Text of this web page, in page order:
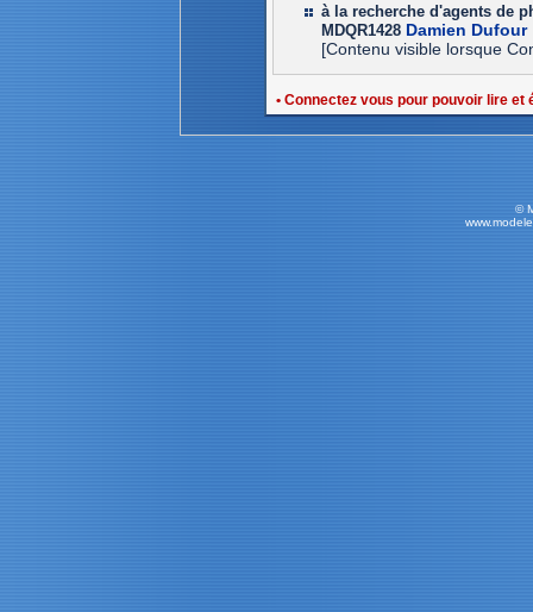
à la recherche d'agents de
MDQR1428 Damien Dufour
[Contenu visible lorsque
• Connectez vous pour pouvoir lire
©